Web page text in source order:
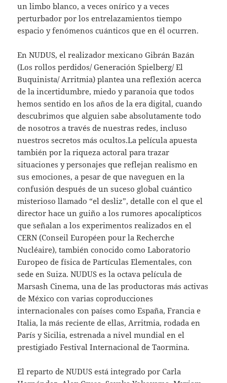
un limbo blanco, a veces onírico y a veces
perturbador por los entrelazamientos tiempo
espacio y fenómenos cuánticos que en él ocurren.
En NUDUS, el realizador mexicano Gibrán Bazán
(Los rollos perdidos/ Generación Spielberg/ El
Buquinista/ Arritmia) plantea una reflexión acerca
de la incertidumbre, miedo y paranoia que todos
hemos sentido en los años de la era digital, cuando
descubrimos que alguien sabe absolutamente todo
de nosotros a través de nuestras redes, incluso
nuestros secretos más ocultos.La película apuesta
también por la riqueza actoral para trazar
situaciones y personajes que reflejan realismo en
sus emociones, a pesar de que naveguen en la
confusión después de un suceso global cuántico
misterioso llamado “el desliz”, detalle con el que el
director hace un guiño a los rumores apocalípticos
que señalan a los experimentos realizados en el
CERN (Conseil Européen pour la Recherche
Nucléaire), también conocido como Laboratorio
Europeo de física de Partículas Elementales, con
sede en Suiza. NUDUS es la octava película de
Marsash Cinema, una de las productoras más activas
de México con varias coproducciones
internacionales con países como España, Francia e
Italia, la más reciente de ellas, Arritmia, rodada en
París y Sicilia, estrenada a nivel mundial en el
prestigiado Festival Internacional de Taormina.
El reparto de NUDUS está integrado por Carla